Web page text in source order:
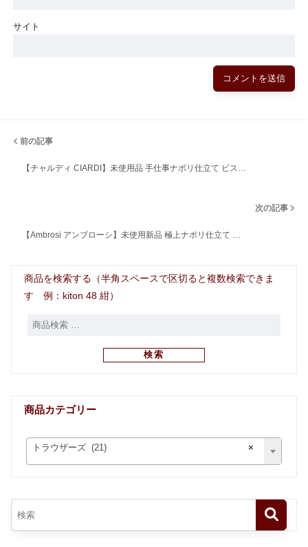
サイト
前の記事
【チャルディ CIARDI】未使用品 手仕事ナポリ仕立て ビス…
次の記事
【Ambrosi アンブローシ】未使用新品 極上ナポリ仕立て …
商品を検索する（半角スペースで区切ると複数検索できま
す 例：kiton 48 紺）
検索
商品カテゴリー
×
トラウザーズ (21)